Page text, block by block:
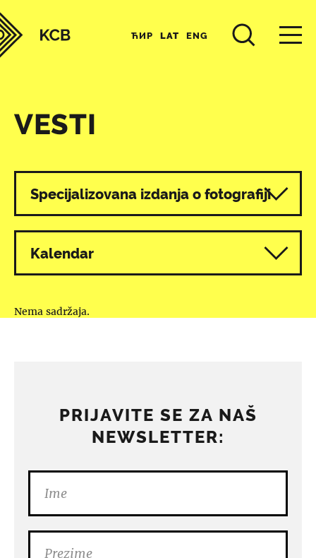
ЋИР LAT ENG
VESTI
Svi programi
Specijalizovana izdanja o fotografiji
Kalendar
Nema sadržaja.
PRIJAVITE SE ZA NAŠ
NEWSLETTER: